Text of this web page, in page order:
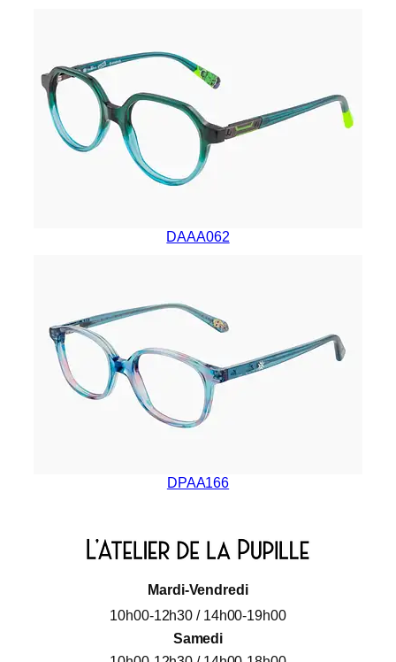
DAAA062
DPAA166
Mardi-Vendredi
10h00-12h30 / 14h00-19h00
Samedi